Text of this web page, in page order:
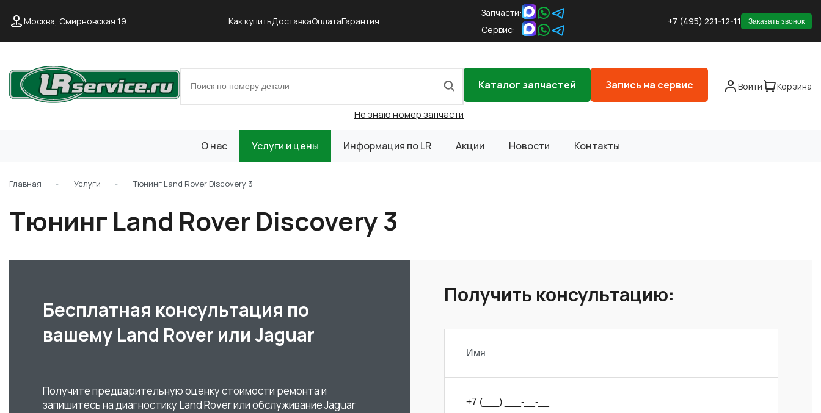
Москва, Смирновская 19 Как купитьДоставкаОплатаГарантия
Запчасти:
Сервис:
+7 (495) 221-12-11 Заказать звонок
Не знаю номер запчасти
Каталог запчастей Запись на сервис Войти Корзина
О нас Услуги и цены Информация по LR Акции Новости Контакты
Главная Услуги Тюнинг Land Rover Discovery 3
Тюнинг Land Rover Discovery 3
Бесплатная консультация по
вашему Land Rover или Jaguar
Получите предварительную оценку стоимости ремонта и
запишитесь на диагностику Land Rover или обслуживание Jaguar
Получить консультацию: